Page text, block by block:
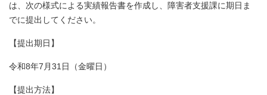
は、次の様式による実績報告書を作成し、障害者支援課に期日ま
でに提出してください。
【提出期日】
令和8年7月31日（金曜日）
【提出方法】